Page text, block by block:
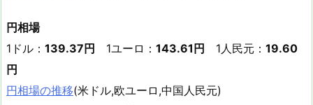
円相場
1ドル： 139.37円 1ユーロ： 143.61円 1人民元： 19.60
円
円相場の推移(米ドル,欧ユーロ,中国人民元)